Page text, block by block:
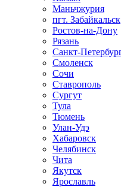
Маньчжурия
пгт. Забайкальск
Ростов-на-Дону
Рязань
Санкт-
Смоленск
Сочи
Ставрополь
Сургут
Тула
Тюмень
Улан-Удэ
Хабаровск
Челябинск
Чита
Якутск
Ярославль